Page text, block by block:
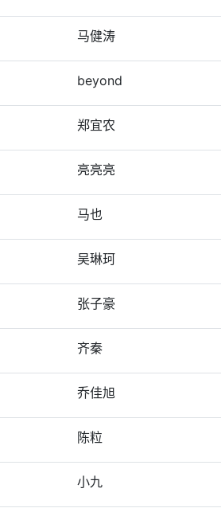
马健涛
beyond
郑宜农
亮亮亮
马也
吴琳珂
张子豪
齐秦
乔佳旭
陈粒
小九